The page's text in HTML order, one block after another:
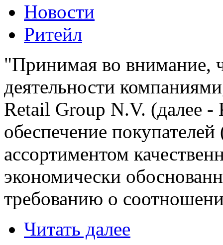
Новости
Ритейл
"Принимая во внимание,
деятельности
Retail Group N.V. (далее -
обеспечение
ассортиментом
экономически
требованию о
Читать далее